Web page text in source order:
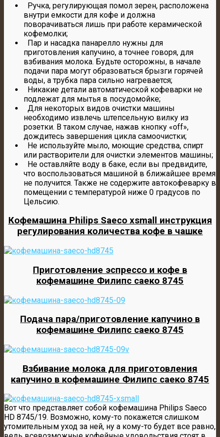
Ручка, регулирующая помол зерен, расположена
внутри емкости для кофе и должна
поворачиваться лишь при работе керамической
кофемолки;
Пар и насадка панарелло нужны для
приготовления капучино, а точнее говоря, для
взбивания молока. Будьте осторожны, в начале
подачи пара могут образоваться брызги горячей
воды, а трубка пара сильно нагревается;
Никакие детали автоматической кофеварки не
подлежат для мытья в посудомойке;
Для некоторых видов очистки машины
необходимо извлечь штепсельную вилку из
розетки. В таком случае, нажав кнопку «off»,
дождитесь завершения цикла самоочистки;
Не используйте мыло, моющие средства, спирт
или растворители для очистки элементов машины;
Не оставляйте воду в баке, если вы предвидите,
что воспользоваться машиной в ближайшее время
не получится. Также не содержите автокофеварку в
помещении с температурой ниже 0 градусов по
Цельсию.
Кофемашина Philips Saeco xsmall инструкция
регулирования количества кофе в чашке
Приготовление эспрессо и кофе в
кофемашине Филипс саеко 8745
Подача пара/приготовление капучино в
кофемашине Филипс саеко 8745
Взбивание молока для приготовления
капучино в кофемашине Филипс саеко 8745
Вот что представляет собой кофемашина Philips Saeco
HD 8745/19. Возможно, кому-то покажется слишком
утомительным уход за ней, ну а кому-то будет все равно,